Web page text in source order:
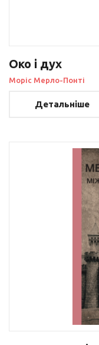
Око і дух
Моріс Мерло-Понті
Детальніше